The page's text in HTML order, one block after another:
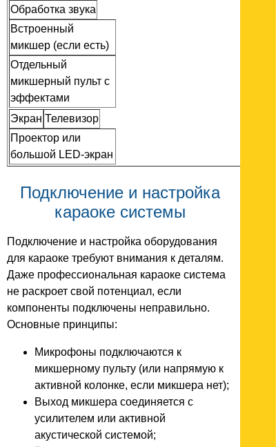
Обработка звука
Встроенный
микшер (если есть)
Отдельный
микшерный пульт с
эффектами
Экран Телевизор
Проектор или
большой LED-экран
Подключение и настройка
караоке системы
Подключение и настройка оборудования
для караоке требуют внимания к деталям.
Даже профессиональная караоке система
не раскроет свой потенциал, если
компоненты подключены неправильно.
Основные принципы:
Микрофоны подключаются к
микшерному пульту (или напрямую к
активной колонке, если микшера нет);
Выход микшера соединяется с
усилителем или активной
акустической системой;